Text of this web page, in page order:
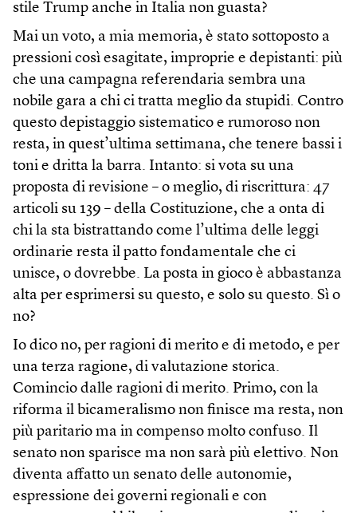
stile Trump anche in Italia non guasta?
Mai un voto, a mia memoria, è stato sottoposto a
pressioni così esagitate, improprie e depistanti: più
che una campagna referendaria sembra una
nobile gara a chi ci tratta meglio da stupidi. Contro
questo depistaggio sistematico e rumoroso non
resta, in quest’ultima settimana, che tenere bassi i
toni e dritta la barra. Intanto: si vota su una
proposta di revisione – o meglio, di riscrittura: 47
articoli su 139 – della Costituzione, che a onta di
chi la sta bistrattando come l’ultima delle leggi
ordinarie resta il patto fondamentale che ci
unisce, o dovrebbe. La posta in gioco è abbastanza
alta per esprimersi su questo, e solo su questo. Sì o
no?
Io dico no, per ragioni di merito e di metodo, e per
una terza ragione, di valutazione storica.
Comincio dalle ragioni di merito. Primo, con la
riforma il bicameralismo non finisce ma resta, non
più paritario ma in compenso molto confuso. Il
senato non sparisce ma non sarà più elettivo. Non
diventa affatto un senato delle autonomie,
espressione dei governi regionali e con